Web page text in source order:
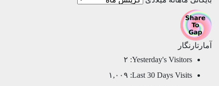
آمارتارنگار
Yesterday's Visitors: ۲
Last 30 Days Visits: ۱,۰۰۹